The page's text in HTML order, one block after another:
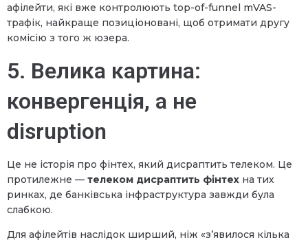
афілейти, які вже контролюють top-of-funnel mVAS-
трафік, найкраще позиціоновані, щоб отримати другу
комісію з того ж юзера.
5. Велика картина:
конвергенція, а не
disruption
Це не історія про фінтех, який дисраптить телеком. Це
протилежне — телеком дисраптить фінтех на тих
ринках, де банківська інфраструктура завжди була
слабкою.
Для афілейтів наслідок ширший, ніж «з’явилося кілька